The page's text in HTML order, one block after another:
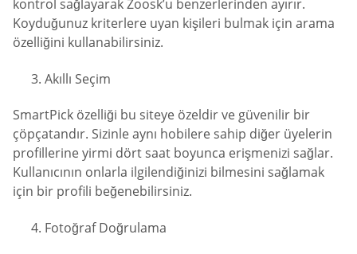
kontrol sağlayarak Zoosk’u benzerlerinden ayırır.
Koyduğunuz kriterlere uyan kişileri bulmak için arama
özelliğini kullanabilirsiniz.
Akıllı Seçim
SmartPick özelliği bu siteye özeldir ve güvenilir bir
çöpçatandır. Sizinle aynı hobilere sahip diğer üyelerin
profillerine yirmi dört saat boyunca erişmenizi sağlar.
Kullanıcının onlarla ilgilendiğinizi bilmesini sağlamak
için bir profili beğenebilirsiniz.
Fotoğraf Doğrulama